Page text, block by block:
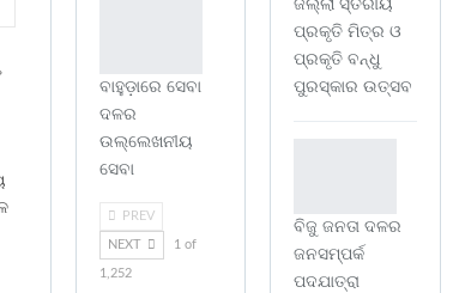
ବାହୁଡ଼ାରେ ସେବା
ଦଳର
ଉଲ୍ଲେଖନୀୟ
ସେବା
PREV
NEXT 1 of
1,252
ଜିଲ୍ଲା ସ୍ତରୀୟ
ପ୍ରକୃତି ମିତ୍ର ଓ
ପ୍ରକୃତି ବନ୍ଧୁ
ପୁରସ୍କାର ଉତ୍ସବ
ବିଜୁ ଜନତା ଦଳର
ଜନସମ୍ପର୍କ
ପଦଯାତ୍ରା